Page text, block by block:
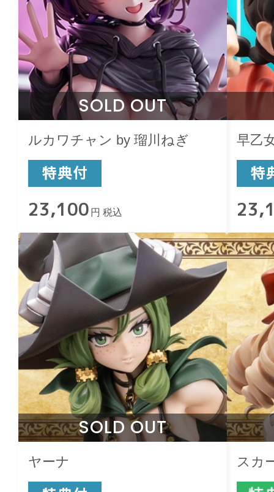
SOLD OUT
ルカワチャン by 瑠川ねぎ
23,100 円 税込
早乙
SOLD OUT
ヤーナ スカ